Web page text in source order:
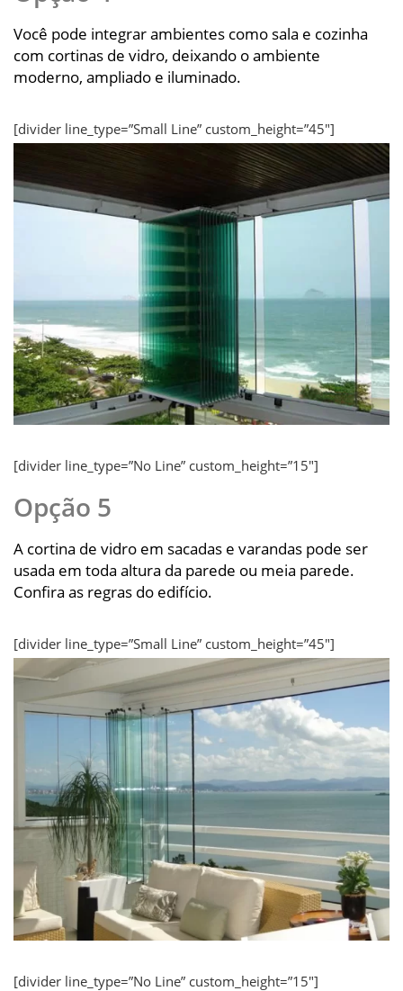
Você pode integrar ambientes como sala e cozinha
com cortinas de vidro, deixando o ambiente
moderno, ampliado e iluminado.
[divider line_type=”Small Line” custom_height=”45″]
[divider line_type=”No Line” custom_height=”15″]
Opção 5
A cortina de vidro em sacadas e varandas pode ser
usada em toda altura da parede ou meia parede.
Confira as regras do edifício.
[divider line_type=”Small Line” custom_height=”45″]
[divider line_type=”No Line” custom_height=”15″]